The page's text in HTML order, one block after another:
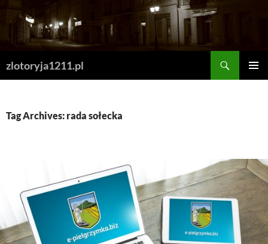
Skip
content
zlotoryja1211.pl
Tag Archives: rada sołecka